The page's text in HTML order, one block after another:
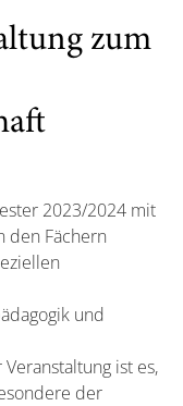
zum
2023/2024 mit
den Fächern
und
ist es,
der